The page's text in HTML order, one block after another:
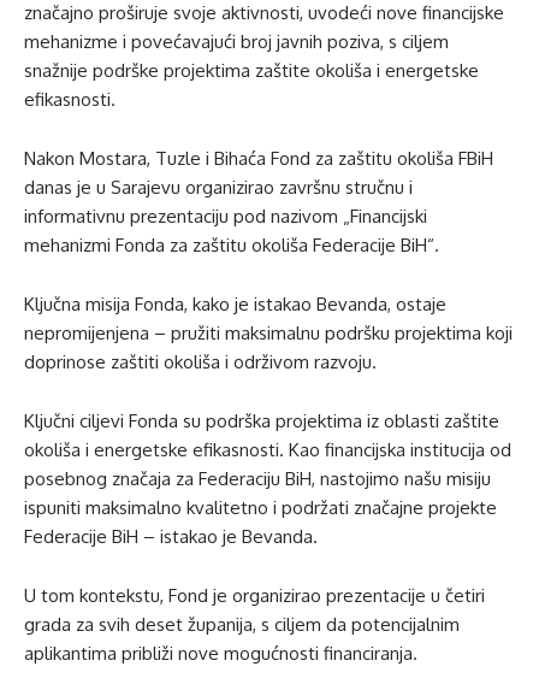
značajno proširuje svoje aktivnosti, uvodeći nove financijske
mehanizme i povećavajući broj javnih poziva, s ciljem
snažnije podrške projektima zaštite okoliša i energetske
efikasnosti.
Nakon Mostara, Tuzle i Bihaća Fond za zaštitu okoliša FBiH
danas je u Sarajevu organizirao završnu stručnu i
informativnu prezentaciju pod nazivom „Financijski
mehanizmi Fonda za zaštitu okoliša Federacije BiH“.
Ključna misija Fonda, kako je istakao Bevanda, ostaje
nepromijenjena – pružiti maksimalnu podršku projektima koji
doprinose zaštiti okoliša i održivom razvoju.
Ključni ciljevi Fonda su podrška projektima iz oblasti zaštite
okoliša i energetske efikasnosti. Kao financijska institucija od
posebnog značaja za Federaciju BiH, nastojimo našu misiju
ispuniti maksimalno kvalitetno i podržati značajne projekte
Federacije BiH – istakao je Bevanda.
U tom kontekstu, Fond je organizirao prezentacije u četiri
grada za svih deset županija, s ciljem da potencijalnim
aplikantima približi nove mogućnosti financiranja.